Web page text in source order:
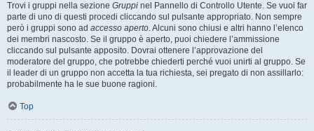
Trovi i gruppi nella sezione Gruppi nel Pannello di Controllo Utente. Se vuoi far
parte di uno di questi procedi cliccando sul pulsante appropriato. Non sempre
però i gruppi sono ad accesso aperto. Alcuni sono chiusi e altri hanno l’elenco
dei membri nascosto. Se il gruppo è aperto, puoi chiedere l’ammissione
cliccando sul pulsante apposito. Dovrai ottenere l’approvazione del
moderatore del gruppo, che potrebbe chiederti perché vuoi unirti al gruppo. Se
il leader di un gruppo non accetta la tua richiesta, sei pregato di non assillarlo:
probabilmente ha le sue buone ragioni.
Top